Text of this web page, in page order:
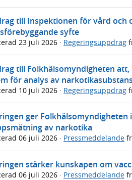
till Inspektionen för vård
syfte
23 juli 2026 · Regeringsuppdrag
till Folkhälsomyndigheten
för analys av
10 juli 2026 · Regeringsuppdrag
ger
av narkotika
06 juli 2026 · Pressmeddelande
stärker kunskapen om
06 juli 2026 · Pressmeddelande